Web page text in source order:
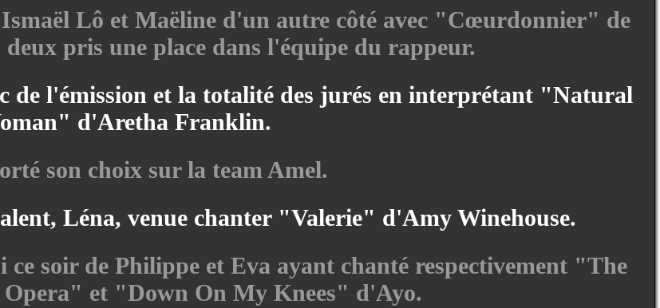
Lô et Maëline d'un autre côté avec "Cœurdonnier" de
pris une place dans l'équipe du rappeur.
de l'émission et la totalité des jurés en interprétant "Natural
d'Aretha Franklin.
son choix sur la team Amel.
Léna, venue chanter "Valerie" d'Amy Winehouse.
soir de Philippe et Eva ayant chanté respectivement "The
Opera" et "Down On My Knees" d'Ayo.